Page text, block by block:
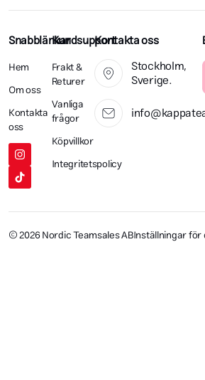
Snabblänkar
Hem
Om oss
Kontakta
oss
Kundsupport
Frakt &
Returer
Vanliga
frågor
Köpvillkor
Integritetspolicy
Kontakta oss
Stockholm,
Sverige.
© 2026 Nordic Teamsales ABInställningar för